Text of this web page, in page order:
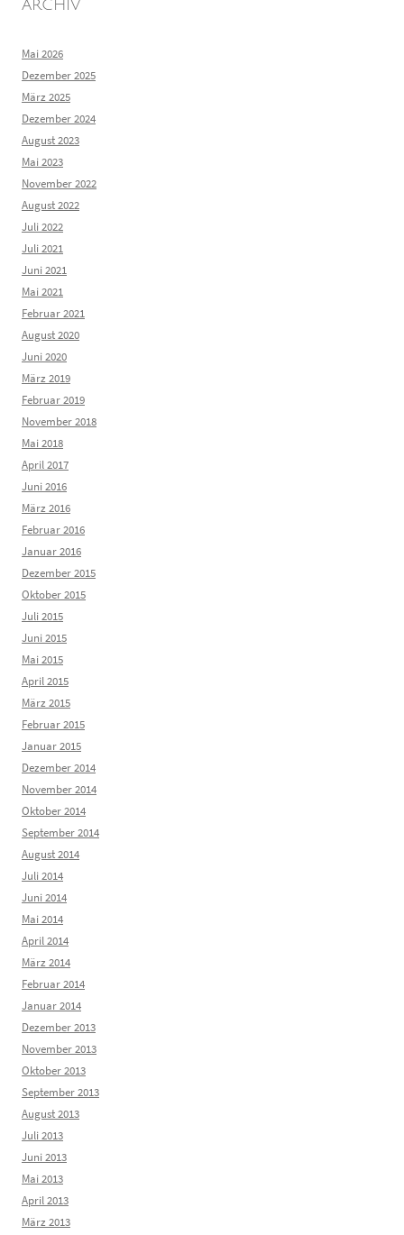
ARCHIV
Mai 2026
Dezember 2025
März 2025
Dezember 2024
August 2023
Mai 2023
November 2022
August 2022
Juli 2022
Juli 2021
Juni 2021
Mai 2021
Februar 2021
August 2020
Juni 2020
März 2019
Februar 2019
November 2018
Mai 2018
April 2017
Juni 2016
März 2016
Februar 2016
Januar 2016
Dezember 2015
Oktober 2015
Juli 2015
Juni 2015
Mai 2015
April 2015
März 2015
Februar 2015
Januar 2015
Dezember 2014
November 2014
Oktober 2014
September 2014
August 2014
Juli 2014
Juni 2014
Mai 2014
April 2014
März 2014
Februar 2014
Januar 2014
Dezember 2013
November 2013
Oktober 2013
September 2013
August 2013
Juli 2013
Juni 2013
Mai 2013
April 2013
März 2013